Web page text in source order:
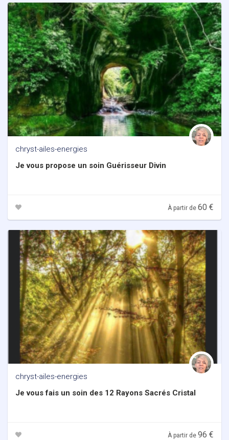
chryst-ailes-energies
Je vous propose un soin Guérisseur Divin
À partir de 60 €
chryst-ailes-energies
Je vous fais un soin des 12 Rayons Sacrés Cristal
À partir de 96 €